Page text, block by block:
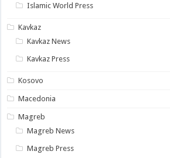
Islamic World Press
Kavkaz
Kavkaz News
Kavkaz Press
Kosovo
Macedonia
Magreb
Magreb News
Magreb Press